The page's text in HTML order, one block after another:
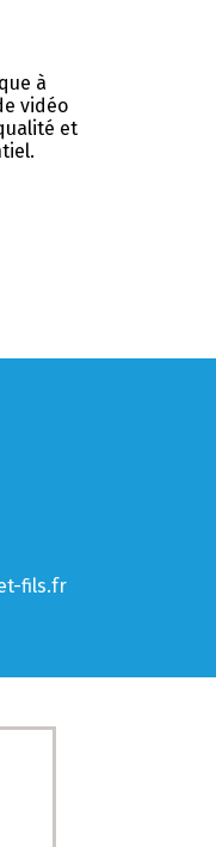
à
vidéo
et
fils.fr